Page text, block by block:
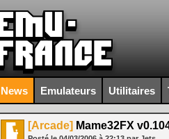
News Emulateurs Utilitaires
[Arcade] Mame32FX